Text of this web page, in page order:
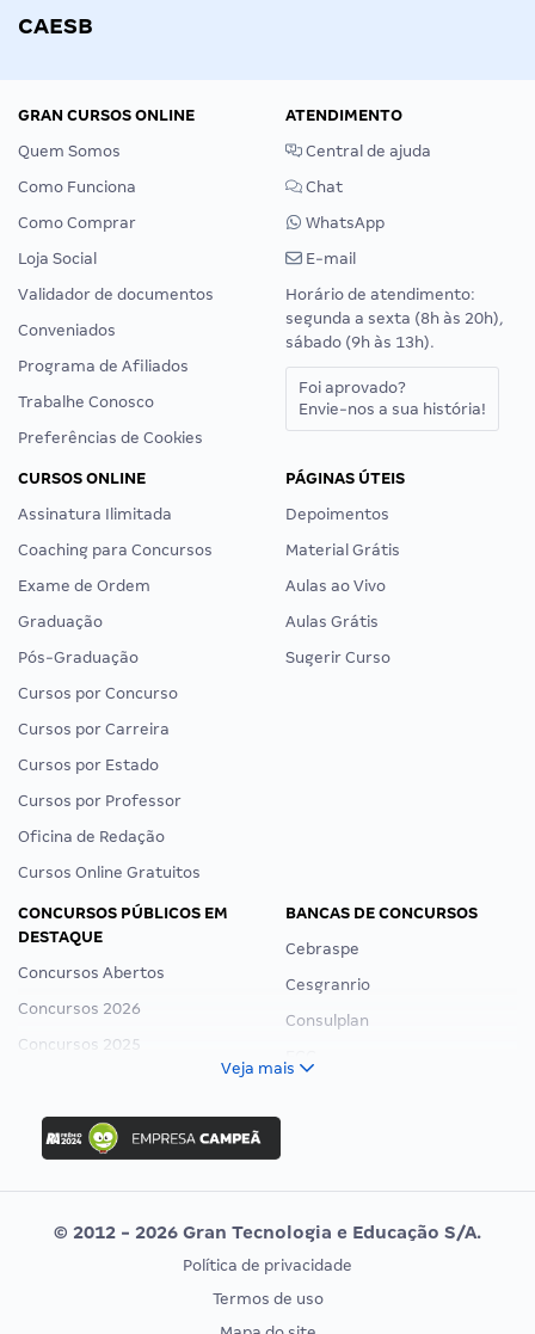
CAESB
GRAN CURSOS ONLINE
Quem Somos
Como Funciona
Como Comprar
Loja Social
Validador de documentos
Conveniados
Programa de Afiliados
Trabalhe Conosco
Preferências de Cookies
ATENDIMENTO
Central de ajuda
Chat
WhatsApp
E-mail
Horário de atendimento:
segunda a sexta (8h às 20h),
sábado (9h às 13h).
Foi aprovado?
Envie-nos a sua história!
CURSOS ONLINE
Assinatura Ilimitada
Coaching para Concursos
Exame de Ordem
Graduação
Pós-Graduação
Cursos por Concurso
Cursos por Carreira
Cursos por Estado
Cursos por Professor
Oficina de Redação
Cursos Online Gratuitos
PÁGINAS ÚTEIS
Depoimentos
Material Grátis
Aulas ao Vivo
Aulas Grátis
Sugerir Curso
CONCURSOS PÚBLICOS EM
DESTAQUE
Concursos Abertos
Concursos 2026
Concursos 2025
Concurso Ibama
Concurso MPU
Editais publicados
BANCAS DE CONCURSOS
Cebraspe
Cesgranrio
Consulplan
Vunesp
CONCURSOS POR PROFISSÃO
EXAME DE ORDEM
Veja mais
© 2012 - 2026 Gran Tecnologia e Educação S/A.
Política de privacidade
Termos de uso